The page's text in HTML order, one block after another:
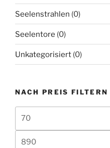
Seelenstrahlen (0)
Seelentore (0)
Unkategorisiert (0)
NACH PREIS FILTERN
Min.
Preis
Max.